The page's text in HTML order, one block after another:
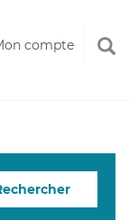
compte